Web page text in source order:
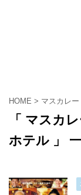
HOME > マスカレ
「 マスカ
ホテル 」